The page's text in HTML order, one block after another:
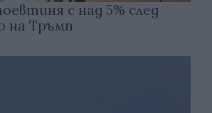
с над 5% след
на Тръмп